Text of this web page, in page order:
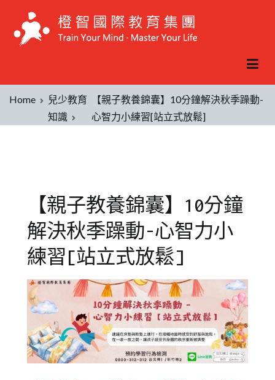
Home
兒少教育
知識
【親子教養錦囊】10分鐘解決秋季躁動-
心智力小練習[站立式放鬆]
【親子教養錦囊】10分鐘
解決秋季躁動-心智力小
練習[站立式放鬆]